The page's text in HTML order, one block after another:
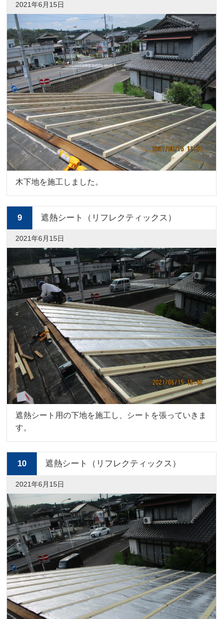
2021年6月15日
木下地を施工しました。
9 遮熱シート（リフレクティックス）
2021年6月15日
遮熱シート用の下地を施工し、シートを張っていきま
す。
10 遮熱シート（リフレクティックス）
2021年6月15日